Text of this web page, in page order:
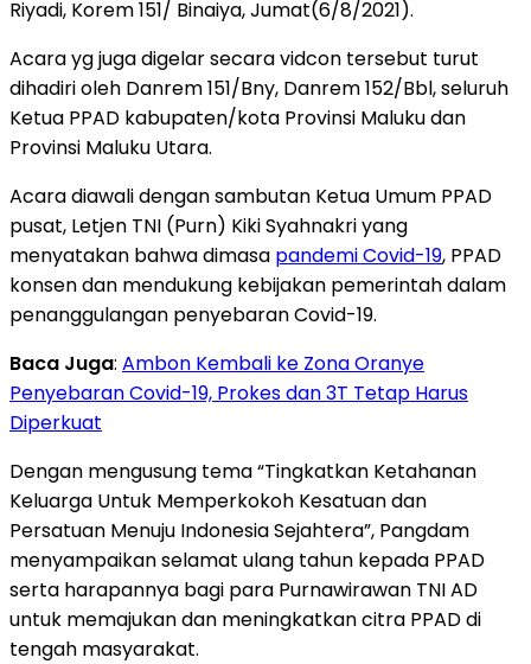
Riyadi, Korem 151/ Binaiya, Jumat(6/8/2021).
Acara yg juga digelar secara vidcon tersebut turut
dihadiri oleh Danrem 151/Bny, Danrem 152/Bbl, seluruh
Ketua PPAD kabupaten/kota Provinsi Maluku dan
Provinsi Maluku Utara.
Acara diawali dengan sambutan Ketua Umum PPAD
pusat, Letjen TNI (Purn) Kiki Syahnakri yang
menyatakan bahwa dimasa pandemi Covid-19, PPAD
konsen dan mendukung kebijakan pemerintah dalam
penanggulangan penyebaran Covid-19.
Baca Juga: Ambon Kembali ke Zona Oranye
Penyebaran Covid-19, Prokes dan 3T Tetap Harus
Diperkuat
Dengan mengusung tema “Tingkatkan Ketahanan
Keluarga Untuk Memperkokoh Kesatuan dan
Persatuan Menuju Indonesia Sejahtera”, Pangdam
menyampaikan selamat ulang tahun kepada PPAD
serta harapannya bagi para Purnawirawan TNI AD
untuk memajukan dan meningkatkan citra PPAD di
tengah masyarakat.